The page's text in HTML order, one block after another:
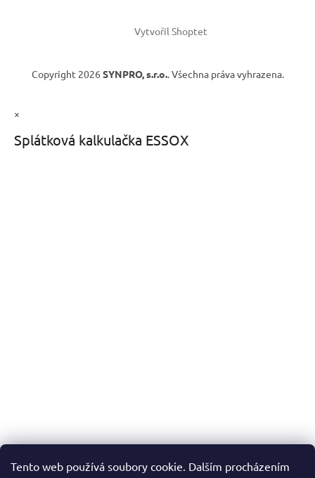
Tento web používá soubory cookie. Dalším procházením
Vytvořil Shoptet
Copyright 2026 SYNPRO, s.r.o.. Všechna práva vyhrazena.
×
Splátková kalkulačka ESSOX